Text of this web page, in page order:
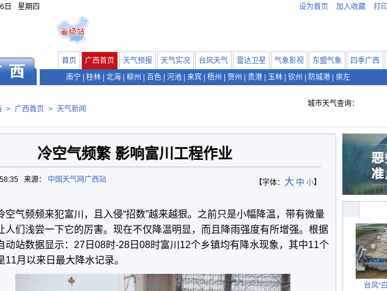
日 星期四 设为首页 加入收藏 打印
首页 广西首页 天气预报 天气实况 台风天气 雷达卫星 气象影视 东盟气象 四季广西
南宁
桂林 北海 柳州 百色 河池 来宾 梧州 贺州 贵港 玉林 钦州 防城港 崇左
> 广西首页 > 天气新闻
城市天气查询：
冷空气频繁 影响富川工程作业
【字体： 大 中 小】
来源： 中国天气网广西站
空气频频来犯富川，且入侵“招数”越来越狠。之前只是小幅降温，带有微量
人们浅尝一下它的厉害。现在不仅降温明显，而且降雨强度有所增强。根据
动站数据显示：27日08时-28日08时富川12个乡镇均有降水现象，其中11个
11月以来日最大降水记录。
台风“